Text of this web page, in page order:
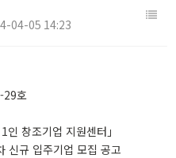
04-05 14:23
29호
지원센터」
기업 모집 공고